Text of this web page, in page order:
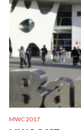
MWC 2017